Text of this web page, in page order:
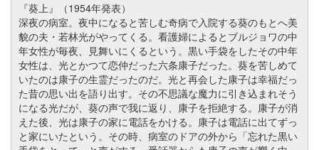
『葵上』（1954年発表）
深夜の病室。夜中になると苦しむ奇病で入院する葵のもとへ美
貌の夫・若林光がやってくる。看護婦によるとブルジョワの中
年女性が毎夜、見舞いにくるという。黒い手袋をしたその中年
女性は、光とかつて恋仲だった六条康子だった。葵を苦しめて
いたのは康子の生霊だったのだ。光と再会した康子は幸福だっ
た昔の思い出を語り出す。その不思議な魔力に引き込まれそう
になる光だが、葵の声で我に返り、康子を拒絶する。康子が消
えた後、光は康子の家に電話をかける。康子は電話に出てずっ
と家にいたという。その時、病室のドアの外から「忘れた黒い